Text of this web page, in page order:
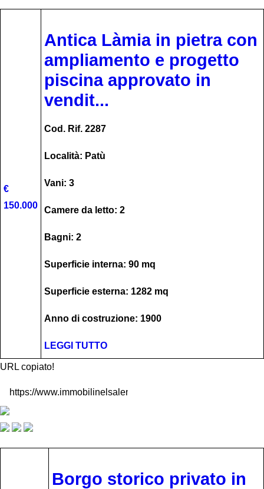
€
150.000
Antica Làmia in pietra con
ampliamento e progetto
piscina approvato in
vendit...
Cod. Rif. 2287
Località: Patù
Vani: 3
Camere da letto: 2
Bagni: 2
Superficie interna: 90 mq
Superficie esterna: 1282 mq
Anno di costruzione: 1900
LEGGI TUTTO
URL copiato!
Borgo storico privato in